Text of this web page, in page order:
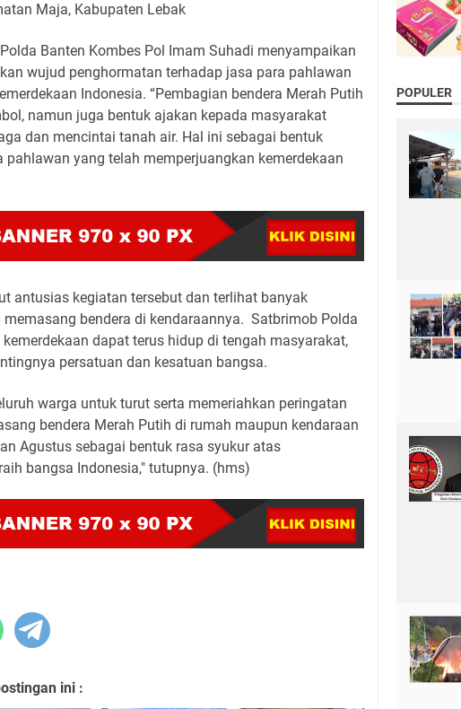
Maja, Kabupaten Lebak
Banten Kombes Pol Imam Suhadi menyampaikan
wujud penghormatan terhadap jasa para pahlawan
Indonesia. “Pembagian bendera Merah Putih
namun juga bentuk ajakan kepada masyarakat
dan mencintai tanah air. Hal ini sebagai bentuk
pahlawan yang telah memperjuangkan kemerdekaan
antusias kegiatan tersebut dan terlihat banyak
bendera di kendaraannya. Satbrimob Polda
dapat terus hidup di tengah masyarakat,
persatuan dan kesatuan bangsa.
warga untuk turut serta memeriahkan peringatan
bendera Merah Putih di rumah maupun kendaraan
Agustus sebagai bentuk rasa syukur atas
bangsa Indonesia," tutupnya. (hms)
ini :
POPULER